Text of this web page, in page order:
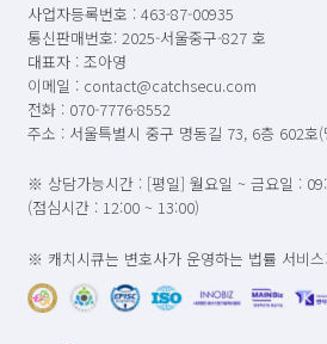
사업자등록번호 : 463-87-00935
통신판매번호: 2025-서울중구-827 호
대표자 : 조아영
이메일 : contact@catchsecu.com
전화 : 070-7776-8552
주소 : 서울특별시 중구 명동길 73, 6층 602호
※ 상담가능시간 : [평일] 월요일 ~ 금요일 :
(점심시간 : 12:00 ~ 13:00)
※ 캐치시큐는 변호사가 운영하는 법률 서비